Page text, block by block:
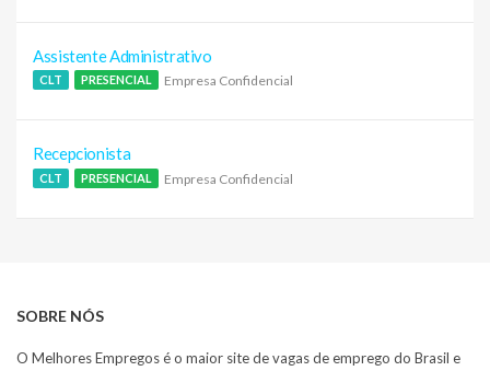
Assistente Administrativo
CLT PRESENCIAL Empresa Confidencial
Recepcionista
CLT PRESENCIAL Empresa Confidencial
SOBRE NÓS
O Melhores Empregos é o maior site de vagas de emprego do Brasil e